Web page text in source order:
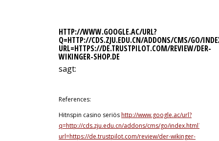
HTTP://WWW.GOOGLE.AC/URL?
Q=HTTP://CDS.ZJU.EDU.CN/ADDONS/CMS/GO/
URL=HTTPS://DE.TRUSTPILOT.COM/REVIEW/DER-
WIKINGER-SHOP.DE
sagt:
References:
Hitnspin casino seriöshttp://www.google.ac/url?
q=http://cds.zju.edu.cn/addons/cms/go/index.html?
url=https://de.trustpilot.com/review/der-wikinger-